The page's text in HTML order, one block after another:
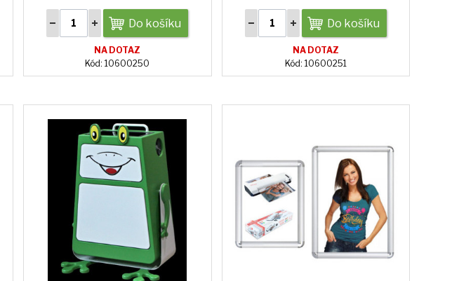
Do košíku
NA DOTAZ
Kód: 10600250
Do košíku
NA DOTAZ
Kód: 10600251